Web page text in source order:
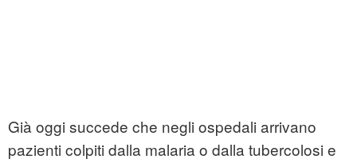
Già oggi succede che negli ospedali arrivano
pazienti colpiti dalla malaria o dalla tubercolosi e